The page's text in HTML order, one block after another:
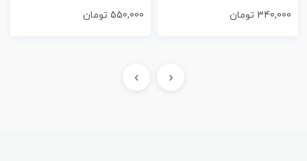
340,000 تومان 550,000 تومان
‹
›